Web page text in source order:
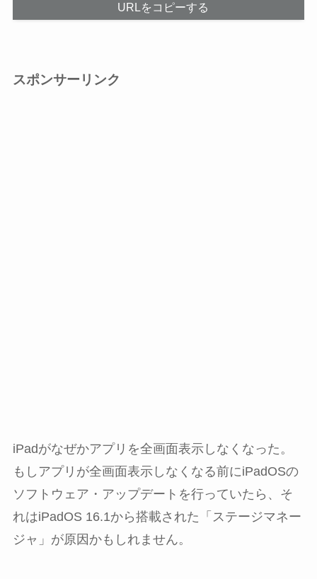
URLをコピーする
スポンサーリンク
iPadがなぜかアプリを全画面表示しなくなった。
もしアプリが全画面表示しなくなる前にiPadOSの
ソフトウェア・アップデートを行っていたら、そ
れはiPadOS 16.1から搭載された「ステージマネー
ジャ」が原因かもしれません。